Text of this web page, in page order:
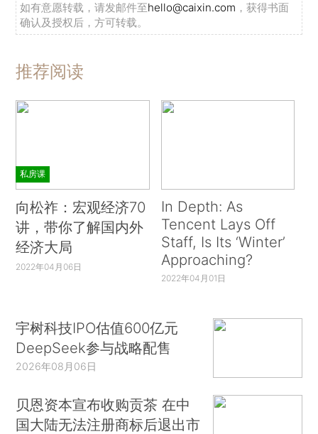
如有意愿转载，请发邮件至hello@caixin.com ，获得书面
确认及授权后，方可转载。
推荐阅读
私房课
向松祚：宏观经济70
讲，带你了解国内外
经济大局
2022年04月06日
In Depth: As
Tencent Lays Off
Staff, Is Its ‘Winter’
Approaching?
2022年04月01日
宇树科技IPO估值600亿元
DeepSeek参与战略配售
2026年08月06日
贝恩资本宣布收购贡茶 在中
国大陆无法注册商标后退出市